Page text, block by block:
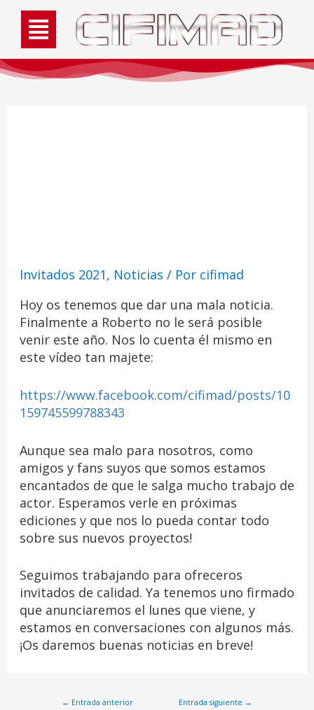
Invitados 2021, Noticias / Por cifimad
Hoy os tenemos que dar una mala noticia.
Finalmente a Roberto no le será posible
venir este año. Nos lo cuenta él mismo en
este vídeo tan majete:
https://www.facebook.com/cifimad/posts/10
159745599788343
Aunque sea malo para nosotros, como
amigos y fans suyos que somos estamos
encantados de que le salga mucho trabajo de
actor. Esperamos verle en próximas
ediciones y que nos lo pueda contar todo
sobre sus nuevos proyectos!
Seguimos trabajando para ofreceros
invitados de calidad. Ya tenemos uno firmado
que anunciaremos el lunes que viene, y
estamos en conversaciones con algunos más.
¡Os daremos buenas noticias en breve!
← Entrada anterior Entrada siguiente →